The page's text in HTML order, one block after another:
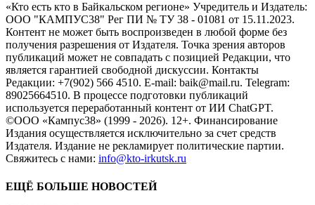
«Кто есть кто в Байкальском регионе» Учредитель и Издатель:
ООО "КАМПУС38" Рег ПИ № ТУ 38 - 01081 от 15.11.2023.
Контент не может быть воспроизведен в любой форме без
получения разрешения от Издателя. Точка зрения авторов
публикаций может не совпадать с позицией Редакции, что
является гарантией свободной дискуссии. Контакты
Редакции: +7(902) 566 4510. E-mail: baik@mail.ru. Telegram:
89025664510. В процессе подготовки публикаций
используется переработанный контент от ИИ ChatGPT.
©ООО «Кампус38» (1999 - 2026). 12+. Финансирование
Издания осуществляется исключительно за счет средств
Издателя. Издание не рекламирует политические партии.
Свяжитесь с нами: info@kto-irkutsk.ru
ЕЩЁ БОЛЬШЕ НОВОСТЕЙ